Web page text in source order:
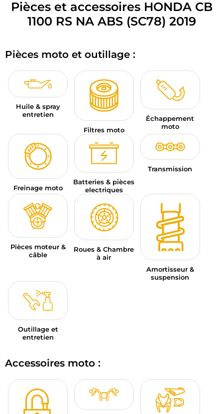
ACCESSOIRES MOTO
PNEUS MOTO
SPORTSWEAR
BONS PLANS ET PROMO
CARTES CADEAUX
FR | EUR € — MODIFIER
MARQUES
CONSEILS
NOUS CONTACTER
Pièces et accessoires HONDA CB
1100 RS NA ABS (SC78) 2019
Pièces moto et outillage :
Huile & spray
entretien
Filtres moto
Échappement
moto
Freinage moto
Batteries & pièces
electriques
Transmission
Pièces moteur &
câble
Roues & Chambre
à air
Amortisseur &
suspension
Outillage et
entretien
Accessoires moto :